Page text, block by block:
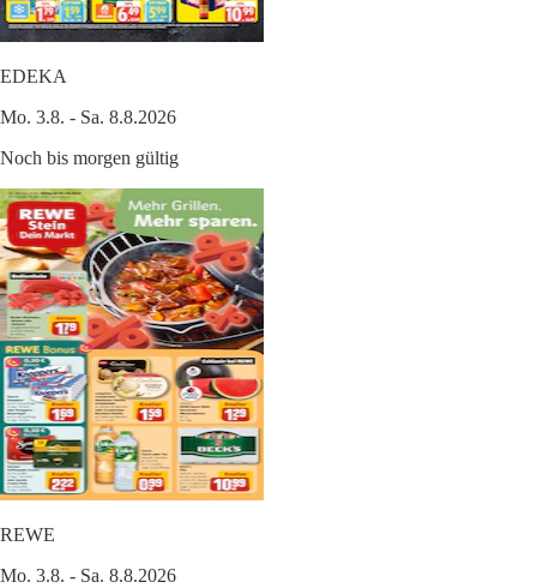
EDEKA
Mo. 3.8. - Sa. 8.8.2026
Noch bis morgen gültig
REWE
Mo. 3.8. - Sa. 8.8.2026